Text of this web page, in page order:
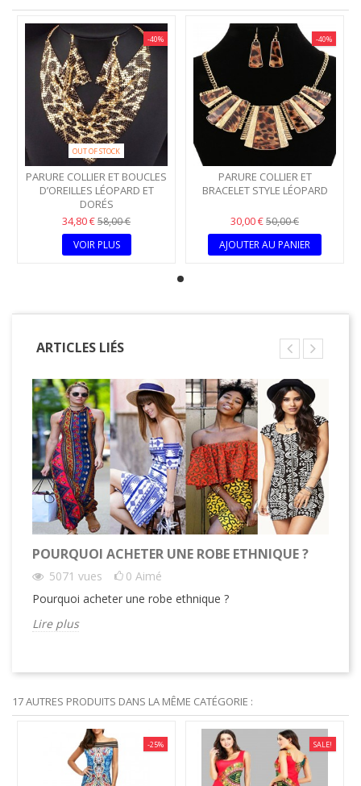
-40%
OUT OF STOCK
PARURE COLLIER ET BOUCLES
D’OREILLES LÉOPARD ET
DORÉS
34,80 €58,00 €
VOIR PLUS
-40%
PARURE COLLIER ET
BRACELET STYLE LÉOPARD
30,00 €50,00 €
AJOUTER AU PANIER
ARTICLES LIÉS
POURQUOI ACHETER UNE ROBE ETHNIQUE ?
5071 vues 0 Aimé
Pourquoi acheter une robe ethnique ?
Lire plus
17 AUTRES PRODUITS DANS LA MÊME CATÉGORIE :
-25% SALE!